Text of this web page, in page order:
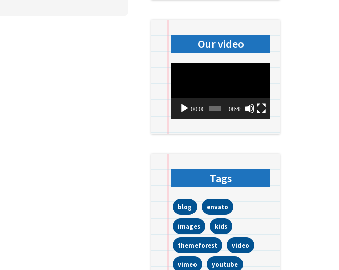
Our video
00:00 08:48
Tags
blog envato
images kids
themeforest video
vimeo youtube